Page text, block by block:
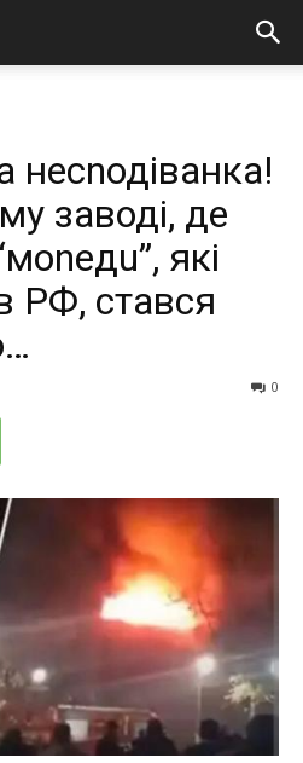
заводі, де
які
РФ, стався
0